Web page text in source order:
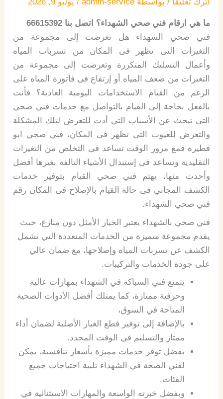
ما هي ارقام فني صحي الشهداء؟ اتصل بنا 66615392
فني صحي الشهداء هل تعرضت إلى مجموعة من
التغيرات التى تظهر فى المكان من تسربات المياه
وأعمال التسليك المتكررة وتعرضت إلى مجموعة من
التغيرات من ضعف المياه أو إرتفاع فى فاتورة المياه على
الرغم من القيام الاستخدامات اليومية العادية؟ فأنت
بالفعل بحاجة إلى القيام بالتواصل مع خدمات فني صحي
التى تبحث عن الأسباب التي أدت للتعرض لتلك المشكلة
والتعرض للعيوب التى تظهر فى المكان، فني صحي ابو
فطيرة فمع مرور الوقت تساعد فى التخلص من التغيرات
التقليدية وتساعد فى إستبدال الأشياء التالفة بغيرها أفضل
وأحدث منها، يهتم فني صحي القيام بتوفير خدمات
الكشف المجاني فى حالة القيام بالإصلاح فى المكان رقم
فني صحي الشهداء.
فني صحي بالشهداء يعتبر الخيار الأمثل دون منازع، حيث
يقدم مجموعة متميزة من الخدمات المتعددة التي تشمل
الكشف عن تسربات المياه وإصلاحها، مع ضمان عالي
على جودة الخدمات والتركيبات.
يتمتع فني السباكة في الشهداء بمهارات عالية
وحرفية ممتازة، كما يمتلك أفضل الأدوات الصحية
المتاحة في السوق،
بالإضافة إلى توفير قطع الغيار الأصلية لضمان أداء
ممتاز والتسليم في الوقت المحدد.
بفضل توفر خدمات مميزة بأسعار تنافسية، يمكن
لفني الصحة في الشهداء تلبية احتياجات جميع
الفئات.
وبفضل خبرته الواسعة والمهارات الاستثنائية في